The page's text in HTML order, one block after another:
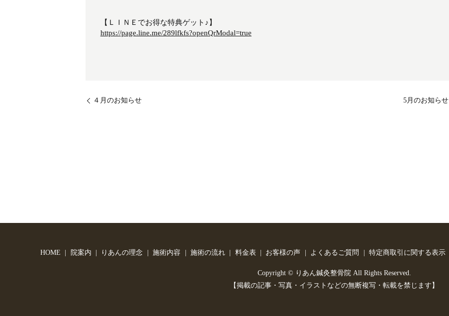
【ＬＩＮＥでお得な特典ゲット♪】
https://page.line.me/289lfkfs?openQrModal=true
４月のお知らせ 5月のお知らせ
HOME 院案内 りあんの理念 施術内容 施術の流れ 料金表 お客様の声 よくあるご質問 特定商取引に関する表示
Copyright © りあん鍼灸整骨院 All Rights Reserved.
【掲載の記事・写真・イラストなどの無断複写・転載を禁じます】